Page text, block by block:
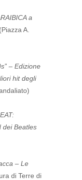
a
(Piazza A.
– Edizione
hit degli
dei Beatles
– Le
di Terre di